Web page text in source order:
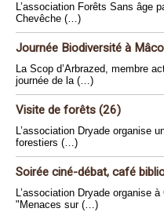
L’association Forêts Sans âge
Chevêche (…)
Journée Biodiversité à
La Scop d’Arbrazed, membre
journée de la (…)
Visite de forêts (26)
L’association Dryade organise
forestiers (…)
Soirée ciné-débat, café
L’association Dryade organise
"Menaces sur (…)